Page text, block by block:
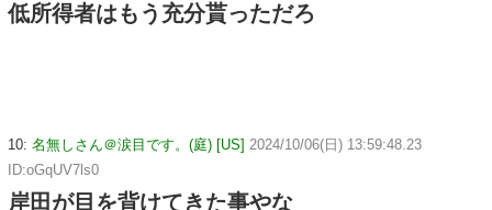
低所得者はもう充分貰っただろ
10: 名無しさん＠涙目です。(庭) [US] 2024/10/06(日) 13:59:48.23
ID:oGqUV7ls0
岸田が目を背けてきた事やな